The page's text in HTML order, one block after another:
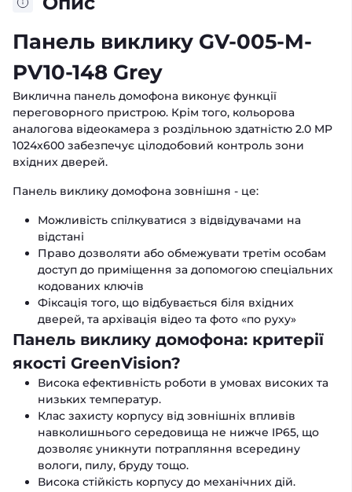
Панель виклику GV-005-M-
PV10-148 Grey
Виклична панель домофона виконує функції
переговорного пристрою. Крім того, кольорова
аналогова відеокамера з роздільною здатністю 2.0 MP
1024х600 забезпечує цілодобовий контроль зони
вхідних дверей.
Панель виклику домофона зовнішня - це:
Можливість спілкуватися з відвідувачами на
відстані
Право дозволяти або обмежувати третім особам
доступ до приміщення за допомогою спеціальних
кодованих ключів
Фіксація того, що відбувається біля вхідних
дверей, та архівація відео та фото «по руху»
Панель виклику домофона: критерії
якості GreenVision?
Висока ефективність роботи в умовах високих та
низьких температур.
Клас захисту корпусу від зовнішніх впливів
навколишнього середовища не нижче IP65, що
дозволяє уникнути потрапляння всередину
вологи, пилу, бруду тощо.
Висока стійкість корпусу до механічних дій.